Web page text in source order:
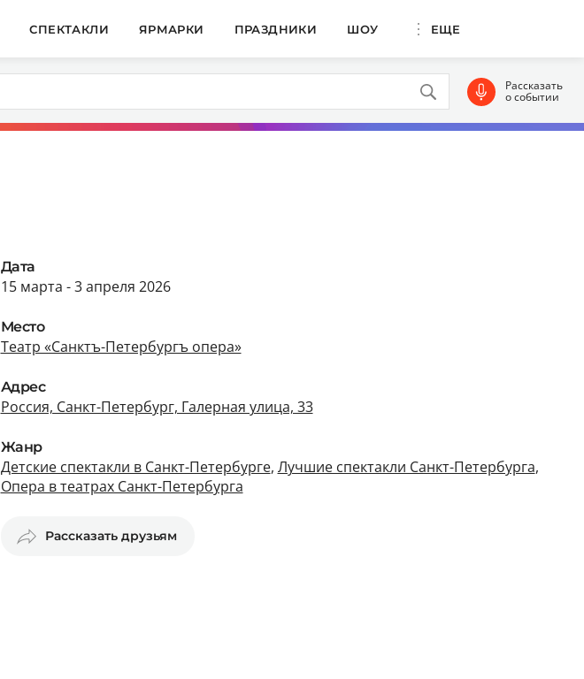
СПЕКТАКЛИ ЯРМАРКИ ПРАЗДНИКИ ШОУ ЕЩЕ
Рассказать
о событии
Дата
15 марта - 3 апреля 2026
Место
Театр «Санктъ-Петербургъ опера»
Адрес
Россия, Санкт-Петербург, Галерная улица, 33
Жанр
Детские спектакли в Санкт-Петербурге, Лучшие спектакли Санкт-Петербурга,
Опера в театрах Санкт-Петербурга
Рассказать друзьям